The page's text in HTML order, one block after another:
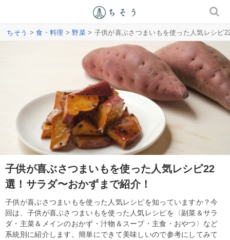
ちそう >食・料理 >野菜> 子供が喜ぶさつまいもを使った人気レシピ
子供が喜ぶさつまいもを使った人気レシピ22
選！サラダ〜おかずまで紹介！
子供が喜ぶさつまいもを使った人気レシピを知っていますか？今
回は、子供が喜ぶさつまいもを使った人気レシピを〈副菜＆サラ
ダ・主菜＆メインのおかず・汁物＆スープ・主食・おやつ〉など
系統別に紹介します。簡単にできて美味しいので参考にしてみて